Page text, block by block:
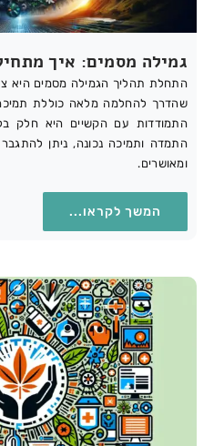
התחלת תהליך הגמילה מסמים היא
שהדרך להחלמה מלאה כוללת
התמודדות עם הקשיים היא חלק
התמדה ותמיכה נכונה, ניתן להתגבר
ומאושרים.
המשך לקראו...